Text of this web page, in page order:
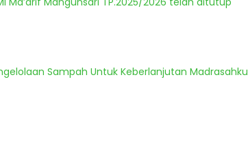
Sampah Untuk Keberlanjutan Madrasahku